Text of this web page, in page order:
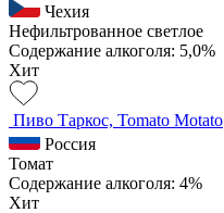
Чехия
Нефильтрованное светлое
Содержание алкоголя: 5,0%
Хит
Пиво Таркос, Tomato Motato
Россия
Томат
Содержание алкоголя: 4%
Хит